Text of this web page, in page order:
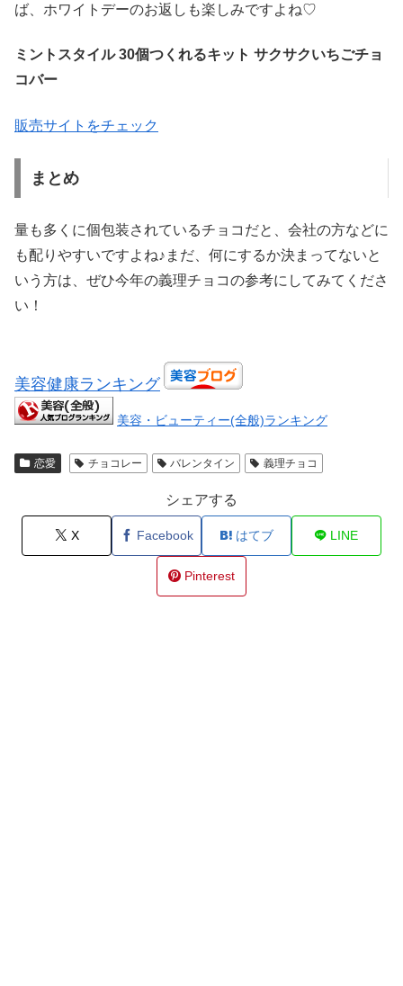
ば、ホワイトデーのお返しも楽しみですよね♡
ミントスタイル 30個つくれるキット サクサクいちごチョ
コバー
販売サイトをチェック
まとめ
量も多くに個包装されているチョコだと、会社の方などに
も配りやすいですよね♪まだ、何にするか決まってないと
いう方は、ぜひ今年の義理チョコの参考にしてみてくださ
い！
美容健康ランキング
美容・ビューティー(全般)ランキング
恋愛 チョコレー バレンタイン 義理チョコ
シェアする
X Facebook はてブ LINE
Pinterest